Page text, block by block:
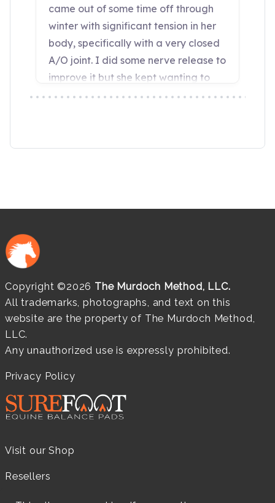
Copyright ©2026 The Murdoch Method, LLC.
All trademarks, photographs, and text on this
website are the property of The Murdoch Method,
LLC.
Any unauthorized use is expressly prohibited.
Privacy Policy
Visit our Shop
Resellers